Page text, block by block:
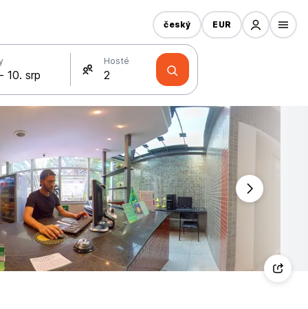
Hosté
český EUR